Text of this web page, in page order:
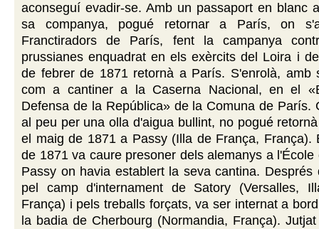
aconseguí evadir-se. Amb un passaport en blanc
sa companya, pogué retornar a París, on
Franctiradors de París, fent la campanya
prussianes enquadrat en els exèrcits del Loira i
de febrer de 1871 retornà a París. S'enrolà, amb
com a cantiner a la Caserna Nacional, en el
Defensa de la República» de la Comuna de París.
al peu per una olla d'aigua bullint, no pogué
el maig de 1871 a Passy (Illa de França, França).
de 1871 va caure presoner dels alemanys a l'École
Passy on havia establert la seva cantina. Després
pel camp d'internament de Satory (Versalles,
França) i pels treballs forçats, va ser internat a
la badia de Cherbourg (Normandia, França).